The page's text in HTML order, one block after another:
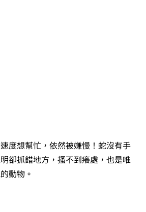
度想幫忙，依然被嫌慢！蛇沒有手
卻抓錯地方，搔不到癢處，也是唯
動物。